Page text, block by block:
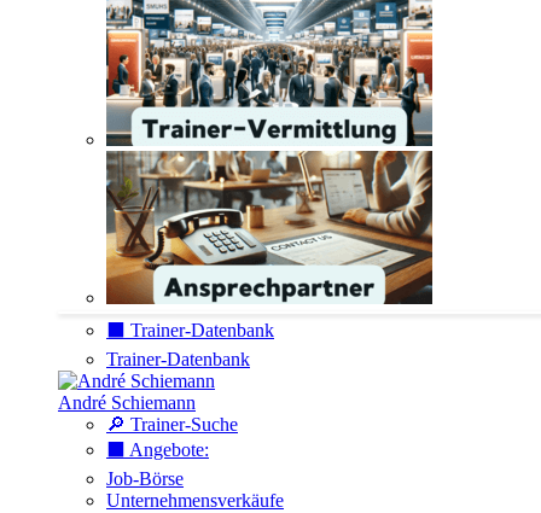
⬛️ Trainer-Datenbank
Trainer-Datenbank
André Schiemann
🔎 Trainer-Suche
⬛️ Angebote:
Job-Börse
Unternehmensverkäufe